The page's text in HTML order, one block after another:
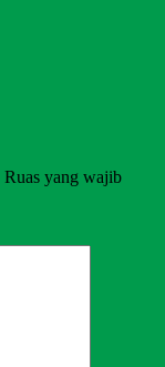
Ruas yang wajib